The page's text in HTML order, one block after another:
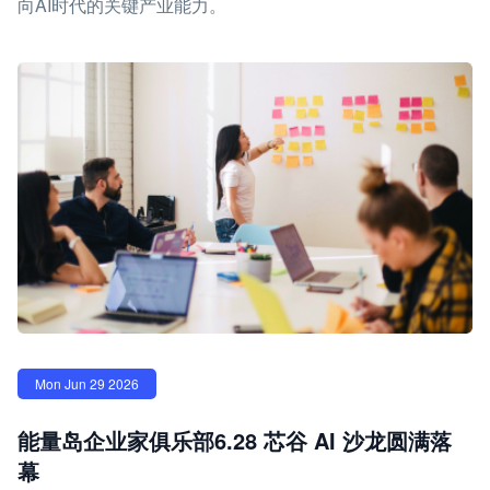
向AI时代的关键产业能力。
Mon Jun 29 2026
能量岛企业家俱乐部6.28 芯谷 AI 沙龙圆满落
幕